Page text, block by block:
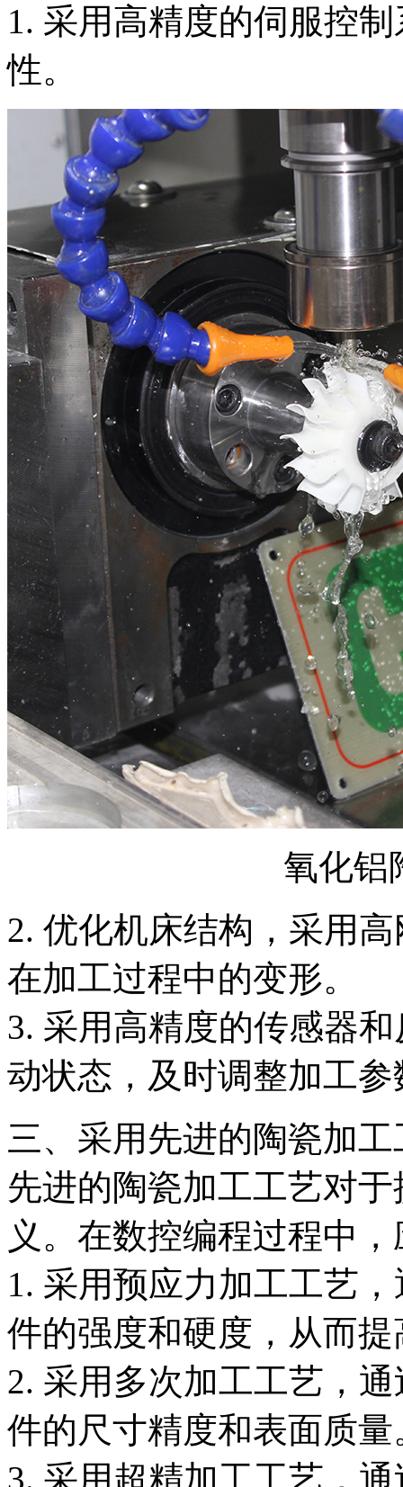
1. 采用高精度的伺服控
性。
氧化铝
2. 优化机床结构，采用
在加工过程中的变形。
3. 采用高精度的传感器
动状态，及时调整加工
三、采用先进的陶瓷加工
先进的陶瓷加工工艺对
义。在数控编程过程中
1. 采用预应力加工工艺
件的强度和硬度，从而
2. 采用多次加工工艺，
件的尺寸精度和表面质量
3. 采用超精加工工艺，